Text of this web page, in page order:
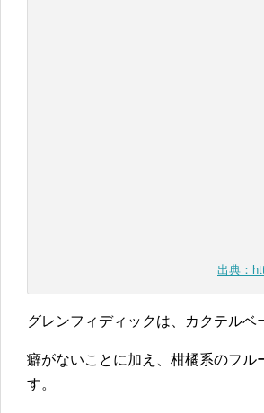
出典：
グレンフィディックは、カクテルベ
癖がないことに加え、柑橘系のフ
す。